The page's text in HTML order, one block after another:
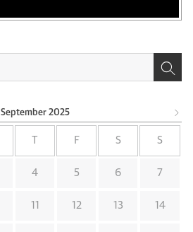
September 2025
F S S
4 5 6 7
11 12 13 14